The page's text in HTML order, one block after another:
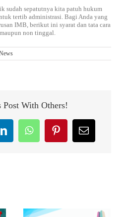
sudah sepatutnya kita patuh hukum
tertib administrasi. Bagi Anda yang
IMB, berikut ini syarat dan tata cara
non tinggal.
Post With Others!
LinkedInWhatsAppPinterestEmail